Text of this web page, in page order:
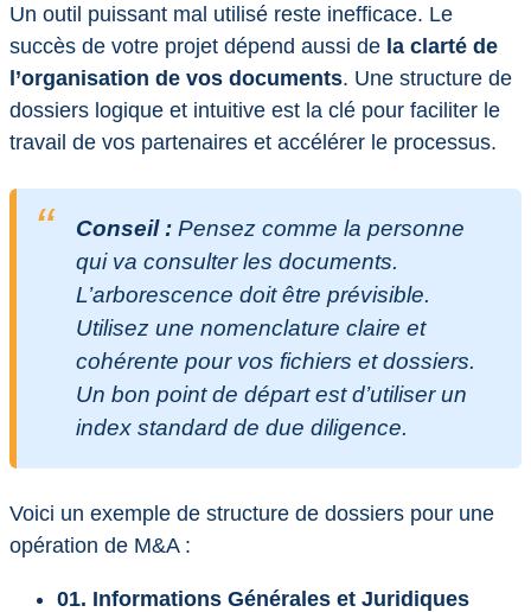
Un outil puissant mal utilisé reste inefficace. Le
succès de votre projet dépend aussi de la clarté de
l’organisation de vos documents. Une structure de
dossiers logique et intuitive est la clé pour faciliter le
travail de vos partenaires et accélérer le processus.
Conseil : Pensez comme la personne
qui va consulter les documents.
L’arborescence doit être prévisible.
Utilisez une nomenclature claire et
cohérente pour vos fichiers et dossiers.
Un bon point de départ est d’utiliser un
index standard de due diligence.
Voici un exemple de structure de dossiers pour une
opération de M&A :
01. Informations Générales et Juridiques